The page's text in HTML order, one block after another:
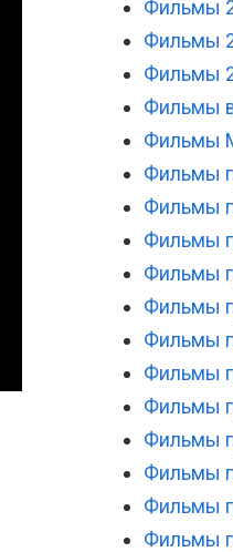
Фильмы
Фильмы
Фильмы
Фильмы
Фильмы
Фильмы
Фильмы
Фильмы
Фильмы
Фильмы
Фильмы
Фильмы
Фильмы
Фильмы
Фильмы
Фильмы
Фильмы